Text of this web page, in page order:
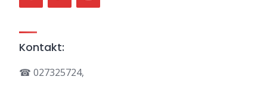
Kontakt:
☎ 027325724,